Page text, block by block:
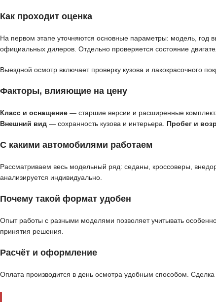
Как проходит оценка
На первом этапе уточняются основные параметры: модель, год
официальных дилеров. Отдельно проверяется состояние
Выездной осмотр включает проверку кузова и лакокрасочного
Факторы, влияющие на цену
Класс и оснащение — старшие версии и расширенные
Внешний вид — сохранность кузова и интерьера. Пробег и
С какими автомобилями работаем
Рассматриваем весь модельный ряд: седаны, кроссоверы,
анализируется индивидуально.
Почему такой формат удобен
Опыт работы с разными моделями позволяет учитывать
принятия решения.
Расчёт и оформление
Оплата производится в день осмотра удобным способом.